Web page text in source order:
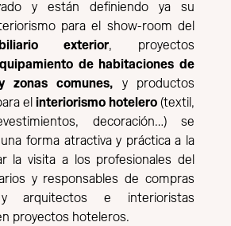
y están definiendo ya su
para el show-room del
exterior, proyectos
de habitaciones de
zonas comunes, y productos
el interiorismo hotelero (textil,
decoración…) se
forma atractiva y práctica a la
la visita a los profesionales del
y responsables de compras
arquitectos e interioristas
proyectos hoteleros.